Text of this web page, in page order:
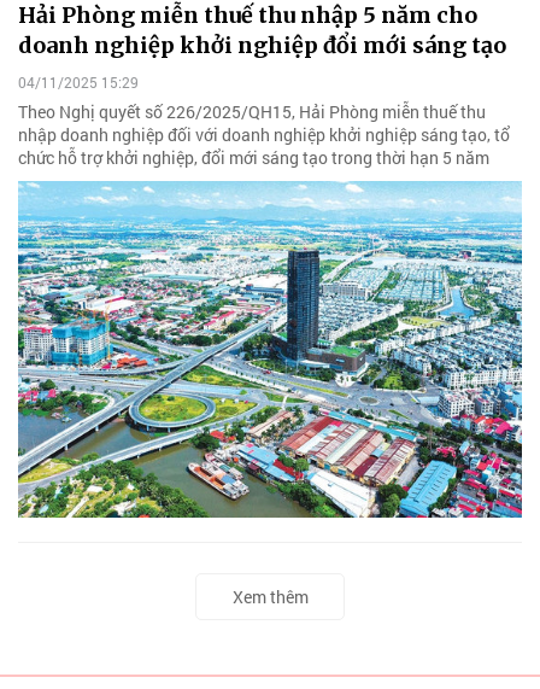
Hải Phòng miễn thuế thu nhập 5 năm cho
doanh nghiệp khởi nghiệp đổi mới sáng tạo
04/11/2025 15:29
Theo Nghị quyết số 226/2025/QH15, Hải Phòng miễn thuế thu
nhập doanh nghiệp đối với doanh nghiệp khởi nghiệp sáng tạo, tổ
chức hỗ trợ khởi nghiệp, đổi mới sáng tạo trong thời hạn 5 năm
Xem thêm